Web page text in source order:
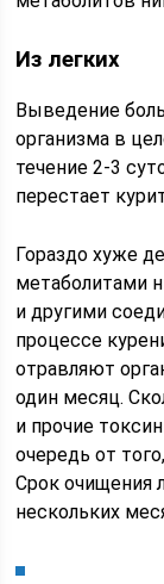
Из легких
Выведение
организма в
течение 2-3
перестает
Гораздо хуже
метаболитами
и другими
процессе
отравляют
один месяц.
и прочие
очередь от
Срок очищения
нескольких